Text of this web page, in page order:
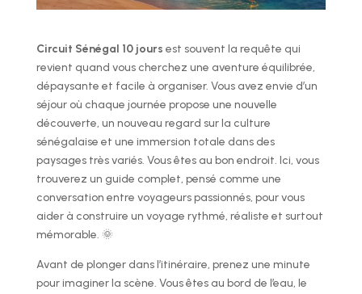
Circuit Sénégal 10 jours est souvent la requête qui
revient quand vous cherchez une aventure équilibrée,
dépaysante et facile à organiser. Vous avez envie d’un
séjour où chaque journée propose une nouvelle
découverte, un nouveau regard sur la culture
sénégalaise et une immersion totale dans des
paysages très variés. Vous êtes au bon endroit. Ici, vous
trouverez un guide complet, pensé comme une
conversation entre voyageurs passionnés, pour vous
aider à construire un voyage rythmé, réaliste et surtout
mémorable. 🌞
Avant de plonger dans l’itinéraire, prenez une minute
pour imaginer la scène. Vous êtes au bord de l’eau, le